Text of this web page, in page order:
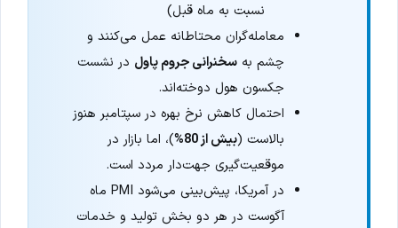
نسبت به ماه قبل)
معامله‌گران محتاطانه عمل می‌کنند و
چشم بهسخنرانی جروم پاول در نشست
جکسون هول دوخته‌اند.
احتمال کاهش نرخ بهره در سپتامبر هنوز
بالاست (بیش از 80%
)، اما بازار در
موقعیت‌گیری جهت‌دار مردد است.
در آمریکا، پیش‌بینی می‌شود PMI ماه
آگوست در هر دو بخش تولید و خدمات